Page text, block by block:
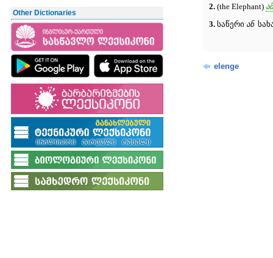
Other Dictionaries
2.(the Elephant)
3.საწერი ან
elenge